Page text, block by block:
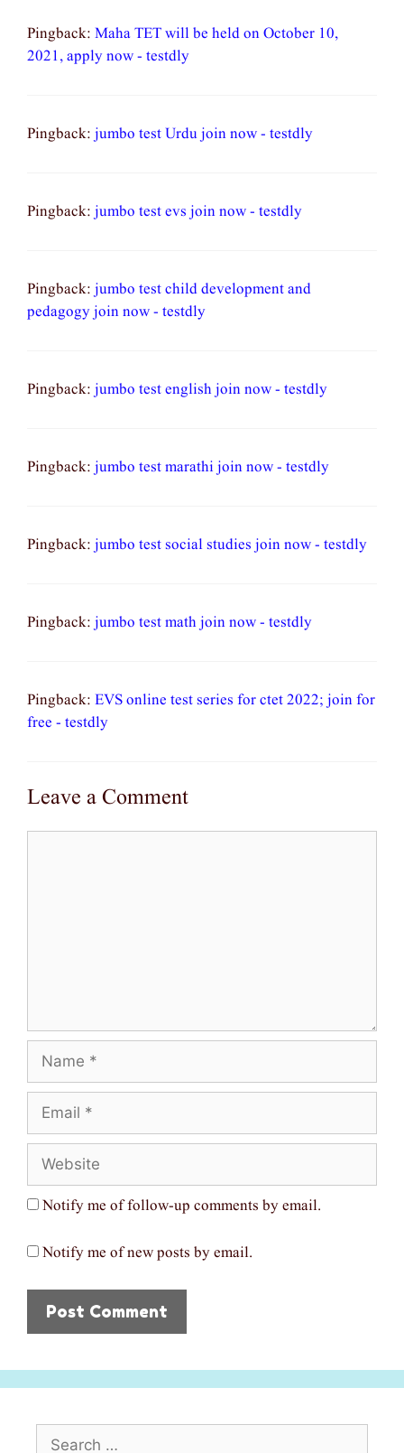
Pingback: Maha TET will be held on October 10,
2021, apply now - testdly
Pingback: jumbo test Urdu join now - testdly
Pingback: jumbo test evs join now - testdly
Pingback: jumbo test child development and
pedagogy join now - testdly
Pingback: jumbo test english join now - testdly
Pingback: jumbo test marathi join now - testdly
Pingback: jumbo test social studies join now - testdly
Pingback: jumbo test math join now - testdly
Pingback: EVS online test series for ctet 2022; join for
free - testdly
Leave a Comment
Notify me of follow-up comments by email.
Notify me of new posts by email.